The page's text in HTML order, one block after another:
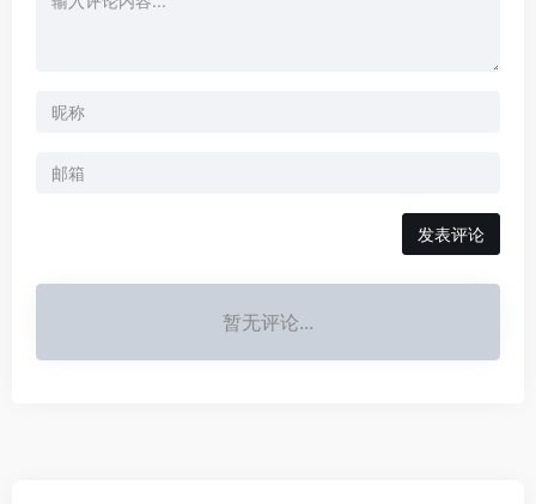
发表评论
暂无评论...